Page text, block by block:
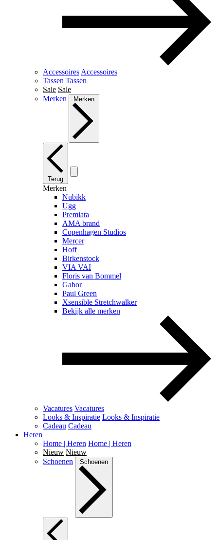
Accessoires Accessoires
Tassen Tassen
Sale Sale
Merken
Merken
Terug
Merken
Nubikk
Ugg
Premiata
AMA brand
Copenhagen Studios
Mercer
Hoff
Birkenstock
VIA VAI
Floris van Bommel
Gabor
Paul Green
Xsensible Stretchwalker
Bekijk alle merken
Vacatures Vacatures
Looks & Inspiratie Looks & Inspiratie
Cadeau Cadeau
Heren
Home | Heren Home | Heren
Nieuw Nieuw
Schoenen
Schoenen